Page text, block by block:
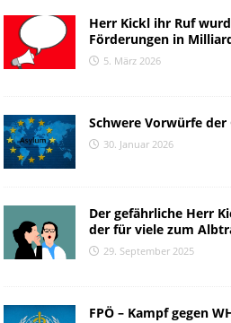
Herr Kickl ihr Ruf
Förderungen in
5. März 2026
Schwere Vorwürfe der
30. Januar 2026
Der gefährliche Herr
der für viele zum
29. September 2025
FPÖ – Kampf gegen